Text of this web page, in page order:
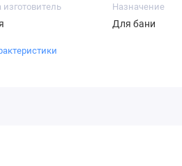
изготовитель Назначение
Для бани